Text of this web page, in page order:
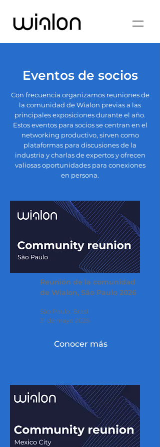
Eventos de socios
Con frecuencia organizamos reuniones de
la comunidad de Wialon previas a las
principales exposiciones durante el año.
Estos eventos para socios se centran en el
networking productivo, sirven como
plataformas para discusiones de la
industria y charlas de expertos y ofrecen
valiosas oportunidades para conexiones
en persona.
Reunión de la comunidad
de Wialon, São Paulo 2026
São Paulo, Brasil
31 de mayo 2026
Conocer más